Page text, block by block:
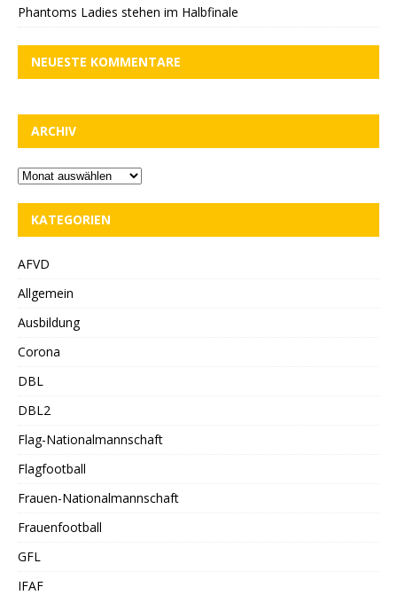
Phantoms Ladies stehen im Halbfinale
NEUESTE KOMMENTARE
ARCHIV
KATEGORIEN
AFVD
Allgemein
Ausbildung
Corona
DBL
DBL2
Flag-Nationalmannschaft
Flagfootball
Frauen-Nationalmannschaft
Frauenfootball
GFL
IFAF